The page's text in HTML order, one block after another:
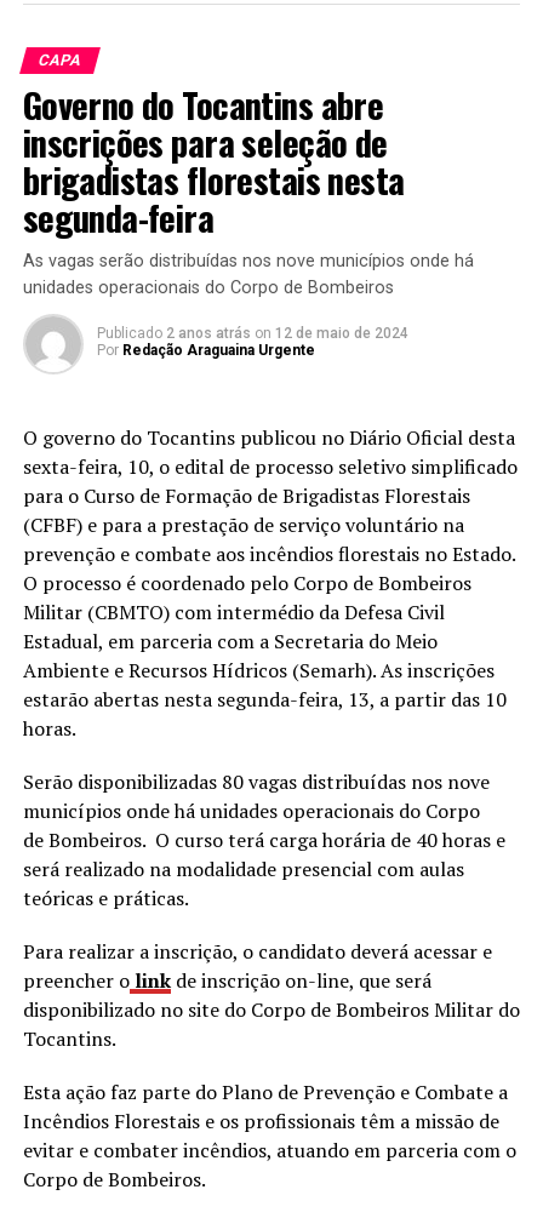
CAPA
Governo do Tocantins abre
inscrições para seleção de
brigadistas florestais nesta
segunda-feira
As vagas serão distribuídas nos nove municípios onde há
unidades operacionais do Corpo de Bombeiros
Publicado 2 anos atrás on 12 de maio de 2024
Por Redação Araguaina Urgente
O governo do Tocantins publicou no Diário Oficial desta
sexta-feira, 10, o edital de processo seletivo simplificado
para o Curso de Formação de Brigadistas Florestais
(CFBF) e para a prestação de serviço voluntário na
prevenção e combate aos incêndios florestais no Estado.
O processo é coordenado pelo Corpo de Bombeiros
Militar (CBMTO) com intermédio da Defesa Civil
Estadual, em parceria com a Secretaria do Meio
Ambiente e Recursos Hídricos (Semarh). As inscrições
estarão abertas nesta segunda-feira, 13, a partir das 10
horas.
Serão disponibilizadas 80 vagas distribuídas nos nove
municípios onde há unidades operacionais do Corpo
de Bombeiros. O curso terá carga horária de 40 horas e
será realizado na modalidade presencial com aulas
teóricas e práticas.
Para realizar a inscrição, o candidato deverá acessar e
preencher o linkde inscrição on-line, que será
disponibilizado no site do Corpo de Bombeiros Militar do
Tocantins.
Esta ação faz parte do Plano de Prevenção e Combate a
Incêndios Florestais e os profissionais têm a missão de
evitar e combater incêndios, atuando em parceria com o
Corpo de Bombeiros.